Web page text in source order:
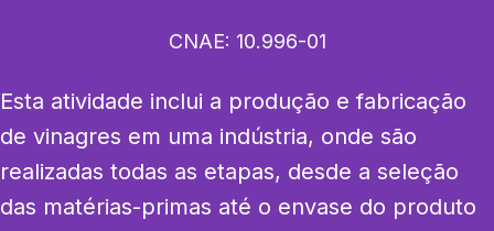
CNAE: 10.996-01
Esta atividade inclui a produção e fabricação
de vinagres em uma indústria, onde são
realizadas todas as etapas, desde a seleção
das matérias-primas até o envase do produto